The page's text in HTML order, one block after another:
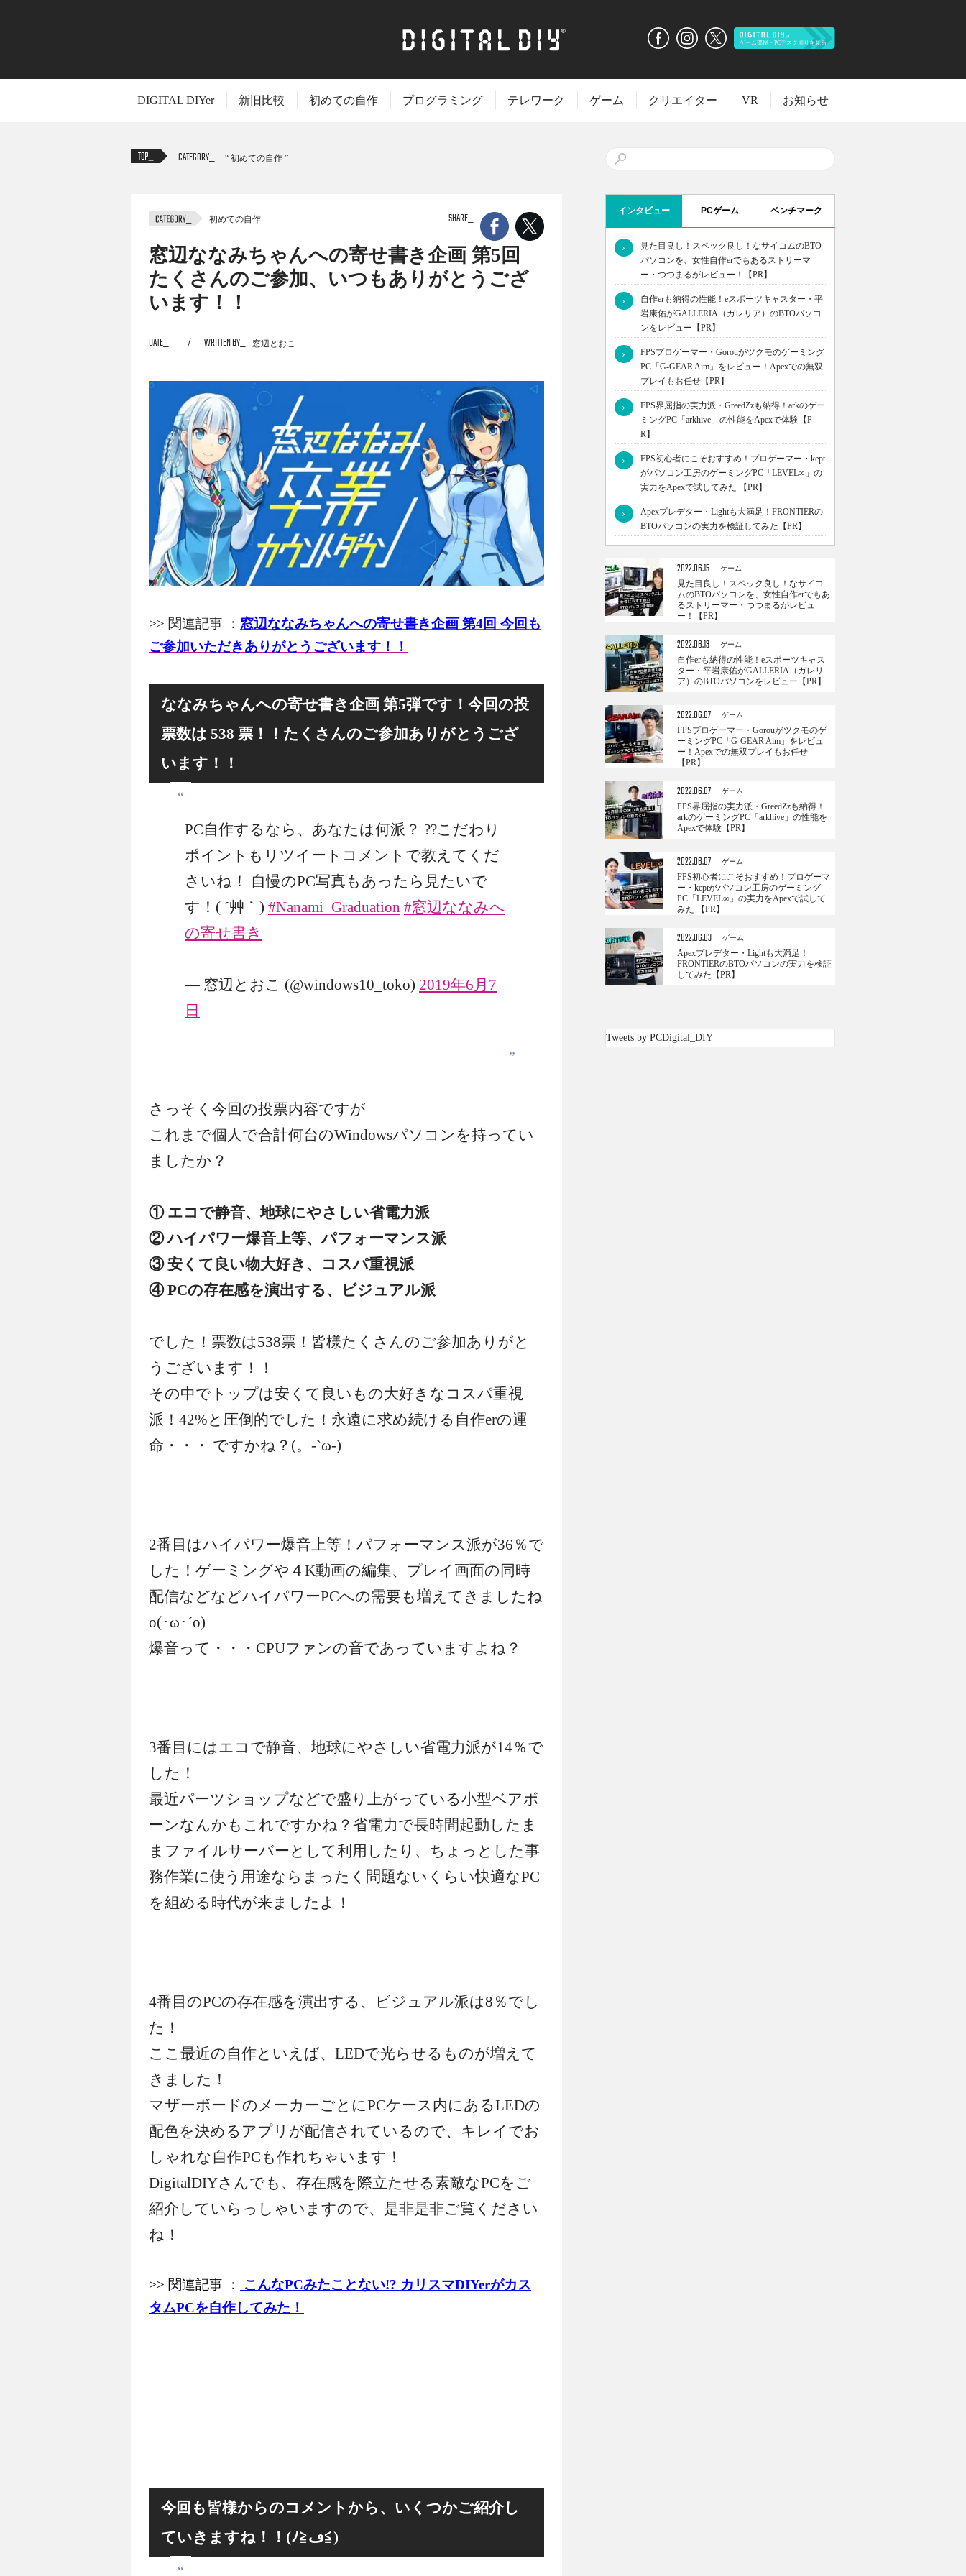
DIGITAL DIYer 新旧比較 初めての自作 プログラミング テレワーク ゲーム クリエイター VR お知らせ
CATEGORY 初めての自作
TITLE
ななみちゃんへの寄せ書き企画の第5回、今回のテーマはPC自作するなら、あなたは何派？??です！今回
SHARE
初めての自作
窓辺ななみちゃんへの寄せ書き企画 第5回
たくさんのご参加、いつもありがとうござ
います！！
DATE WRITTEN BY 窓辺とおこ
>> 関連記事 ： 窓辺ななみちゃんへの寄せ書き企画 第4回 今回も
ご参加いただきありがとうございます！！
ななみちゃんへの寄せ書き企画 第5弾です！今回の投
票数は 538 票！！たくさんのご参加ありがとうござ
います！！
PC自作するなら、あなたは何派？ ??こだわり
ポイントもリツイートコメントで教えてくだ
さいね！ 自慢のPC写真もあったら見たいで
す！( ´艸｀) #Nanami_Graduation #窓辺ななみへ
の寄せ書き
— 窓辺とおこ (@windows10_toko) 2019年6月7
日
さっそく今回の投票内容ですが
これまで個人で合計何台のWindowsパソコンを持ってい
ましたか？
① エコで静音、地球にやさしい省電力派
② ハイパワー爆音上等、パフォーマンス派
③ 安くて良い物大好き、コスパ重視派
④ PCの存在感を演出する、ビジュアル派
でした！票数は538票！皆様たくさんのご参加ありがと
うございます！！
その中でトップは安くて良いもの大好きなコスパ重視
派！42%と圧倒的でした！永遠に求め続ける自作erの運
命・・・ ですかね？(。-`ω-)
2番目はハイパワー爆音上等！パフォーマンス派が36％で
した！ゲーミングや４K動画の編集、プレイ画面の同時
配信などなどハイパワーPCへの需要も増えてきましたね
o(･ω･´o)
爆音って・・・CPUファンの音であっていますよね？
3番目にはエコで静音、地球にやさしい省電力派が14％で
した！
最近パーツショップなどで盛り上がっている小型ベアボ
ーンなんかもこれですかね？省電力で長時間起動したま
まファイルサーバーとして利用したり、ちょっとした事
務作業に使う用途ならまったく問題ないくらい快適なPC
を組める時代が来ましたよ！
4番目のPCの存在感を演出する、ビジュアル派は8％でし
た！
ここ最近の自作といえば、LEDで光らせるものが増えて
きました！
マザーボードのメーカーごとにPCケース内にあるLEDの
配色を決めるアプリが配信されているので、キレイでお
しゃれな自作PCも作れちゃいます！
DigitalDIYさんでも、存在感を際立たせる素敵なPCをご
紹介していらっしゃいますので、是非是非ご覧ください
ね！
>> 関連記事 ：
こんなPCみたことない!? カリスマDIYerがカス
タムPCを自作してみた！
今回も皆様からのコメントから、いくつかご紹介し
ていきますね！！(ﾉ≧ڡ≦)
インタビュー PCゲーム ベンチマーク
›
見た目良し！スペック良し！なサイコムのBTO
パソコンを、女性自作erでもあるストリーマ
ー・つつまるがレビュー！【PR】
›
自作erも納得の性能！eスポーツキャスター・平
岩康佑がGALLERIA（ガレリア）のBTOパソコ
ンをレビュー【PR】
›
FPSプロゲーマー・Gorouがツクモのゲーミング
PC「G-GEAR Aim」をレビュー！Apexでの無双
プレイもお任せ【PR】
›
FPS界屈指の実力派・GreedZzも納得！arkのゲー
ミングPC「arkhive」の性能をApexで体験【P
R】
›
FPS初心者にこそおすすめ！プロゲーマー・kept
がパソコン工房のゲーミングPC「LEVEL∞」の
実力をApexで試してみた 【PR】
›
Apexプレデター・Lightも大満足！FRONTIERの
BTOパソコンの実力を検証してみた【PR】
2022.06.15 ゲーム
見た目良し！スペック良し！なサイコ
ムのBTOパソコンを、女性自作erでもあ
るストリーマー・つつまるがレビュ
ー！【PR】
2022.06.13 ゲーム
自作erも納得の性能！eスポーツキャス
ター・平岩康佑がGALLERIA（ガレリ
ア）のBTOパソコンをレビュー【PR】
2022.06.07 ゲーム
FPSプロゲーマー・Gorouがツクモのゲ
ーミングPC「G-GEAR Aim」をレビュ
ー！Apexでの無双プレイもお任せ
【PR】
2022.06.07 ゲーム
FPS界屈指の実力派・GreedZzも納得！
arkのゲーミングPC「arkhive」の性能を
Apexで体験【PR】
2022.06.07 ゲーム
FPS初心者にこそおすすめ！プロゲーマ
ー・keptがパソコン工房のゲーミング
PC「LEVEL∞」の実力をApexで試して
みた 【PR】
2022.06.03 ゲーム
Apexプレデター・Lightも大満足！
FRONTIERのBTOパソコンの実力を検証
してみた【PR】
Tweets by PCDigital_DIY